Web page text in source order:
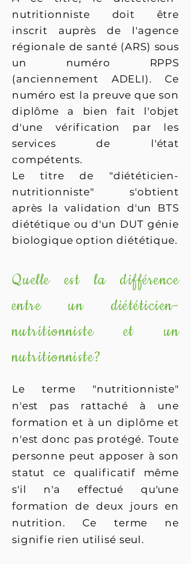
nutritionniste doit être
inscrit auprès de l'agence
régionale de santé (ARS) sous
un numéro RPPS
(anciennement ADELI). Ce
numéro est la preuve que son
diplôme a bien fait l'objet
d'une vérification par les
services de l'état
compétents.
Le titre de "diététicien-
nutritionniste" s'obtient
après la validation d'un BTS
diététique ou d'un DUT génie
biologique option diététique.
Quelle est la différence
entre un diététicien-
nutritionniste et un
nutritionniste?
Le terme "nutritionniste"
n'est pas rattaché à une
formation et à un diplôme et
n'est donc pas protégé. Toute
personne peut apposer à son
statut ce qualificatif même
s'il n'a effectué qu'une
formation de deux jours en
nutrition. Ce terme ne
signifie rien utilisé seul.​